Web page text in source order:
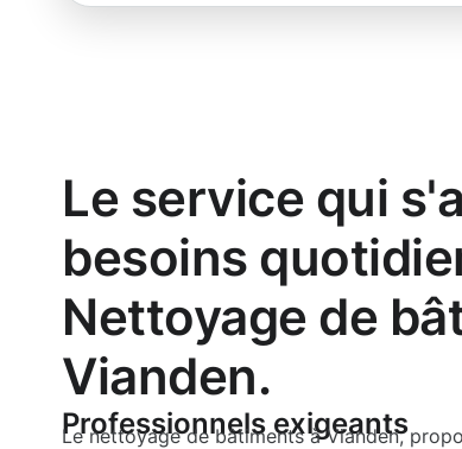
Le service qui
besoins
Nettoyage de
Vianden.
Professionnels exigeants
Le nettoyage de bâtiments à Vianden,